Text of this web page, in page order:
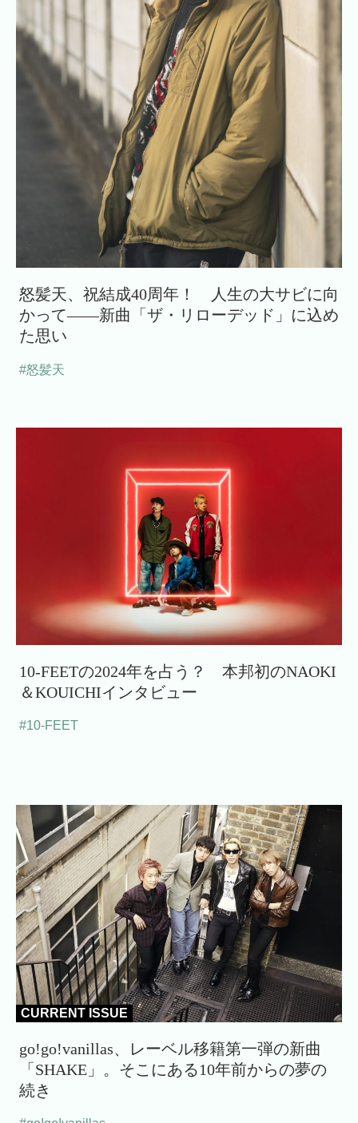
怒髪天、祝結成40周年！ 人生の大サビに向
かって――新曲「ザ・リローデッド」に込め
た思い
#怒髪天
10-FEETの2024年を占う？ 本邦初のNAOKI
＆KOUICHIインタビュー
#10-FEET
CURRENT ISSUE
go!go!vanillas、レーベル移籍第一弾の新曲
「SHAKE」。そこにある10年前からの夢の
続き